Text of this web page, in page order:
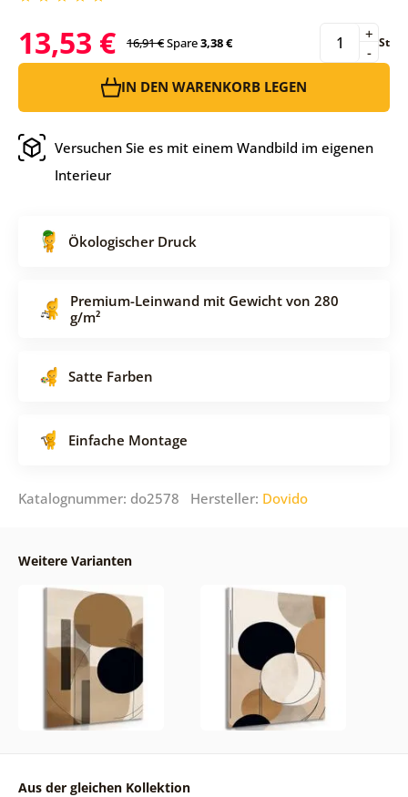
13,53 € 16,91 €Spare3,38 € -
+ St
IN DEN WARENKORB LEGEN
Versuchen Sie es mit einem Wandbild im eigenen
Interieur
Ökologischer Druck
Premium-Leinwand mit Gewicht von 280
g/m²
Satte Farben
Einfache Montage
Katalognummer: do2578 Hersteller: Dovido
Weitere Varianten
Aus der gleichen Kollektion